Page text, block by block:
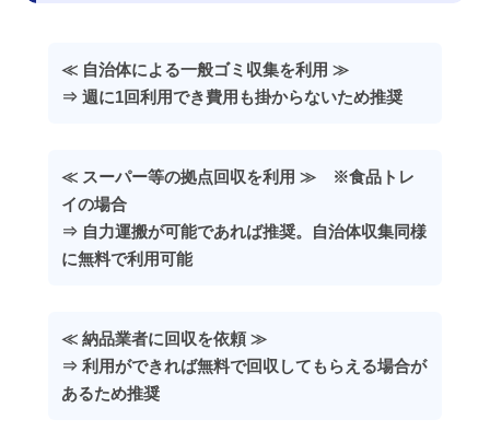
≪ 自治体による一般ゴミ収集を利用 ≫
⇒ 週に1回利用でき費用も掛からないため推奨
≪ スーパー等の拠点回収を利用 ≫ ※食品トレ
イの場合
⇒ 自力運搬が可能であれば推奨。自治体収集同様
に無料で利用可能
≪ 納品業者に回収を依頼 ≫
⇒ 利用ができれば無料で回収してもらえる場合が
あるため推奨